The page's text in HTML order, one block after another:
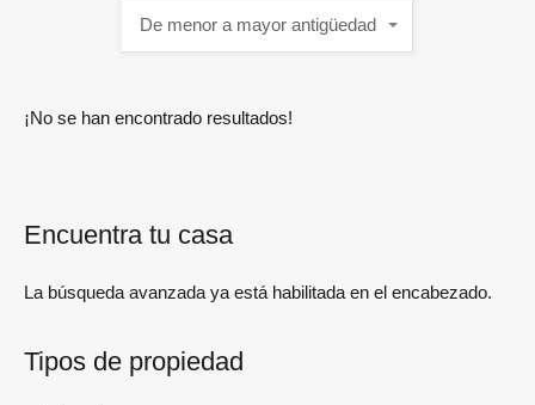
De menor a mayor antigüedad
¡No se han encontrado resultados!
Encuentra tu casa
La búsqueda avanzada ya está habilitada en el encabezado.
Tipos de propiedad